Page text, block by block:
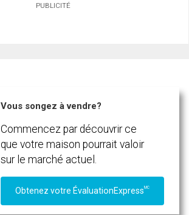
PUBLICITÉ
Vous songez à vendre?
Commencez par découvrir ce
que votre maison pourrait valoir
sur le marché actuel.
Obtenez votre ÉvaluationExpressMC